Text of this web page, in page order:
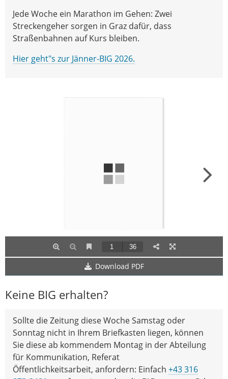
Jede Woche ein Marathon im Gehen: Zwei
Streckengeher sorgen in Graz dafür, dass
Straßenbahnen auf Kurs bleiben.
Hier geht"s zur Jänner-BIG 2026.
Download PDF
Keine BIG erhalten?
Sollte die Zeitung diese Woche Samstag oder
Sonntag nicht in Ihrem Briefkasten liegen, können
Sie diese ab kommendem Montag in der Abteilung
für Kommunikation, Referat
Öffentlichkeitsarbeit, anfordern: Einfach +43 316